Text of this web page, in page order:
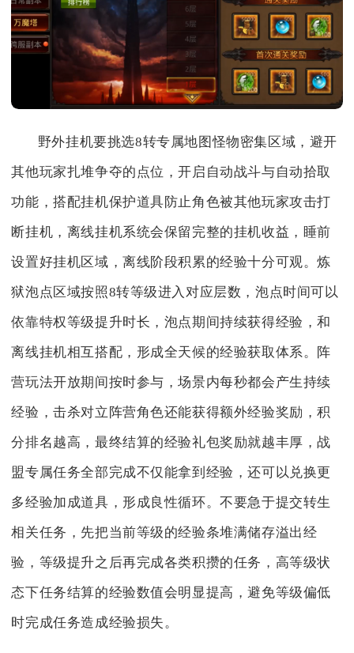
野外挂机要挑选8转专属地图怪物密集区域，避开
其他玩家扎堆争夺的点位，开启自动战斗与自动拾取
功能，搭配挂机保护道具防止角色被其他玩家攻击打
断挂机，离线挂机系统会保留完整的挂机收益，睡前
设置好挂机区域，离线阶段积累的经验十分可观。炼
狱泡点区域按照8转等级进入对应层数，泡点时间可以
依靠特权等级提升时长，泡点期间持续获得经验，和
离线挂机相互搭配，形成全天候的经验获取体系。阵
营玩法开放期间按时参与，场景内每秒都会产生持续
经验，击杀对立阵营角色还能获得额外经验奖励，积
分排名越高，最终结算的经验礼包奖励就越丰厚，战
盟专属任务全部完成不仅能拿到经验，还可以兑换更
多经验加成道具，形成良性循环。不要急于提交转生
相关任务，先把当前等级的经验条堆满储存溢出经
验，等级提升之后再完成各类积攒的任务，高等级状
态下任务结算的经验数值会明显提高，避免等级偏低
时完成任务造成经验损失。